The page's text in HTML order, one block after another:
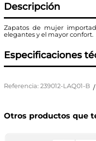
Descripción
Zapatos de mujer
elegantes y el mayor confort.
Especificaciones
Referencia: 239012-LAQ01-B /
Otros productos que